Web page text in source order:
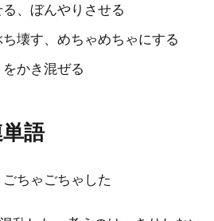
、ぼんやりさせる
ち壊す、めちゃめちゃにする
をかき混ぜる
語
ちゃごちゃした